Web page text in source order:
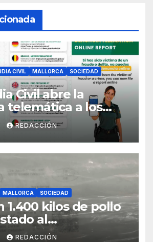
CIVIL MALLORCA
SOCIEDAD
Civil abre la
telemática a los
europeos
REDACCIÓN
MALLORCA SOCIEDAD
1.400 kilos de pollo
al
sin refrigerar
REDACCIÓN